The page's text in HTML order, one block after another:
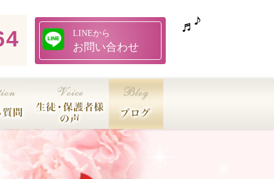
LINEから
お問い合わせ